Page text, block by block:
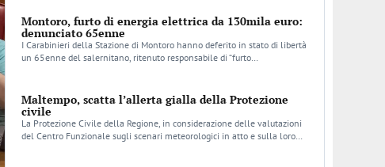
Montoro, furto di energia elettrica da 130mila euro:
denunciato 65enne
I Carabinieri della Stazione di Montoro hanno deferito in stato di libertà
un 65enne del salernitano, ritenuto responsabile di “furto…
Maltempo, scatta l’allerta gialla della Protezione
civile
La Protezione Civile della Regione, in considerazione delle valutazioni
del Centro Funzionale sugli scenari meteorologici in atto e sulla loro…